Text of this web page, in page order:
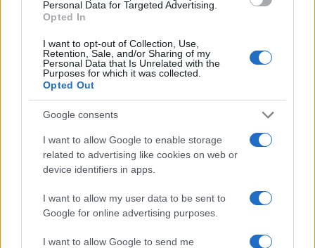
Personal Data for Targeted Advertising.
Opted In
I want to opt-out of Collection, Use,
Retention, Sale, and/or Sharing of my
Personal Data that Is Unrelated with the
Purposes for which it was collected.
Opted Out
Google consents
I want to allow Google to enable storage
related to advertising like cookies on web or
device identifiers in apps.
I want to allow my user data to be sent to
Google for online advertising purposes.
I want to allow Google to send me
Σχόλια
Αττικής – Μήνυμα του 112
για εκκένωση του Αγίου
Στυλιανού προς Καλύβια
αποχωρήσεις:
αντιληφθεί το
προσέγγισε